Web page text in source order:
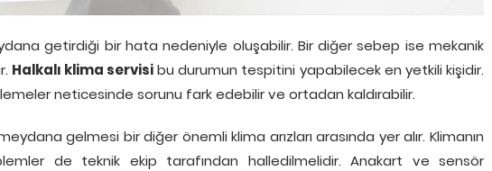
getirdiği bir hata nedeniyle oluşabilir. Bir diğer sebep ise mekanik
Halkalı klima servisibu durumun tespitini yapabilecek en yetkili kişidir.
neticesinde sorunu fark edebilir ve ortadan kaldırabilir.
gelmesi bir diğer önemli klima arızları arasında yer alır. Klimanın
de teknik ekip tarafından halledilmelidir. Anakart ve sensör